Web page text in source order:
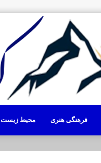
فرهنگی هنری محیط زیست